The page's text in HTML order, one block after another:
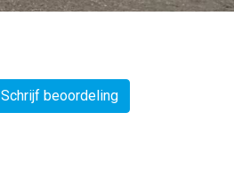
Schrijf beoordeling